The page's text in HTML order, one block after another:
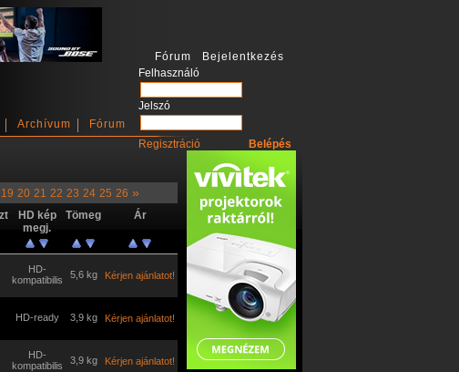
Fórum Bejelentkezés
Felhasználó
Jelszó
Regisztráció
Archívum Fórum
19 20 21 22 23 24 25 26 »
HD kép
megj.
Tömeg Ár
HD-
kompatibilis
5,6 kg Kérjen ajánlatot!
HD-ready 3,9 kg Kérjen ajánlatot!
HD-
kompatibilis
3,9 kg Kérjen ajánlatot!